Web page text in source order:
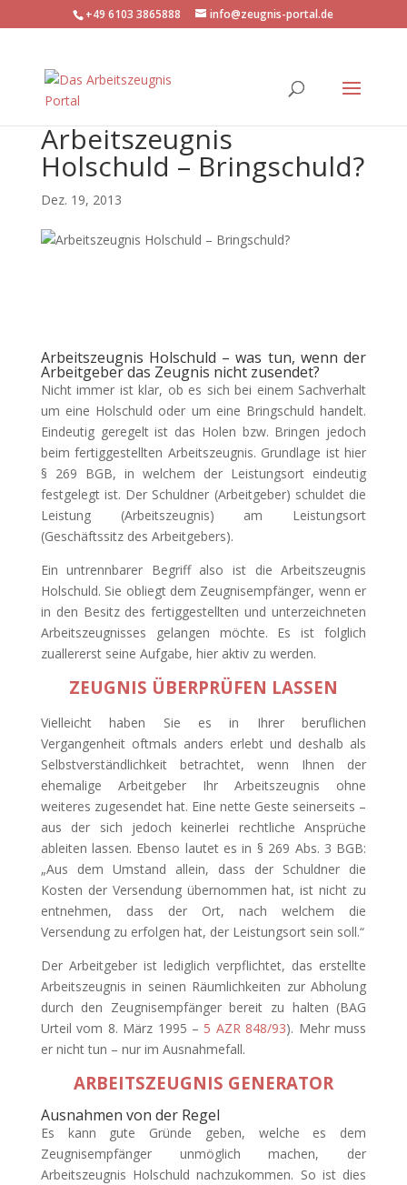
+49 6103 3865888 info@zeugnis-portal.de
Arbeitszeugnis
Holschuld – Bringschuld?
Dez. 19, 2013
Arbeitszeugnis Holschuld – was tun, wenn der
Arbeitgeber das Zeugnis nicht zusendet?
Nicht immer ist klar, ob es sich bei einem Sachverhalt
um eine Holschuld oder um eine Bringschuld handelt.
Eindeutig geregelt ist das Holen bzw. Bringen jedoch
beim fertiggestellten Arbeitszeugnis. Grundlage ist hier
§ 269 BGB, in welchem der Leistungsort eindeutig
festgelegt ist. Der Schuldner (Arbeitgeber) schuldet die
Leistung (Arbeitszeugnis) am Leistungsort
(Geschäftssitz des Arbeitgebers).
Ein untrennbarer Begriff also ist die Arbeitszeugnis
Holschuld. Sie obliegt dem Zeugnisempfänger, wenn er
in den Besitz des fertiggestellten und unterzeichneten
Arbeitszeugnisses gelangen möchte. Es ist folglich
zuallererst seine Aufgabe, hier aktiv zu werden.
ZEUGNIS ÜBERPRÜFEN LASSEN
Vielleicht haben Sie es in Ihrer beruflichen
Vergangenheit oftmals anders erlebt und deshalb als
Selbstverständlichkeit betrachtet, wenn Ihnen der
ehemalige Arbeitgeber Ihr Arbeitszeugnis ohne
weiteres zugesendet hat. Eine nette Geste seinerseits –
aus der sich jedoch keinerlei rechtliche Ansprüche
ableiten lassen. Ebenso lautet es in § 269 Abs. 3 BGB:
„Aus dem Umstand allein, dass der Schuldner die
Kosten der Versendung übernommen hat, ist nicht zu
entnehmen, dass der Ort, nach welchem die
Versendung zu erfolgen hat, der Leistungsort sein soll.“
Der Arbeitgeber ist lediglich verpflichtet, das erstellte
Arbeitszeugnis in seinen Räumlichkeiten zur Abholung
durch den Zeugnisempfänger bereit zu halten (BAG
Urteil vom 8. März 1995 – 5 AZR 848/93). Mehr muss
er nicht tun – nur im Ausnahmefall.
ARBEITSZEUGNIS GENERATOR
Ausnahmen von der Regel
Es kann gute Gründe geben, welche es dem
Zeugnisempfänger unmöglich machen, der
Arbeitszeugnis Holschuld nachzukommen. So ist dies